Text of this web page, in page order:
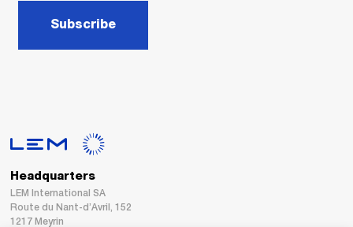
Subscribe
Headquarters
LEM International SA
Route du Nant-d’Avril, 152
1217 Meyrin